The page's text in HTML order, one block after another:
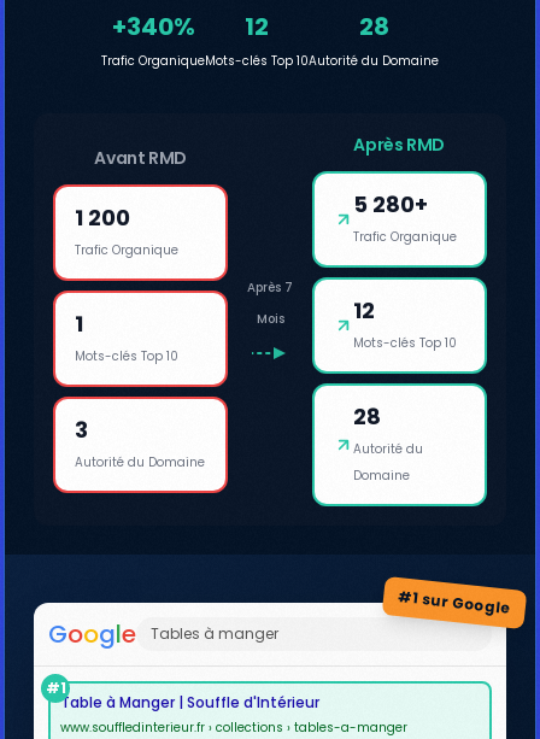
+340%
Trafic Organique
12
Mots-clés Top 10
28
Autorité du Domaine
Avant RMD
1 200
Trafic Organique
1
Mots-clés Top 10
3
Autorité du Domaine
Après 7
Mois
Après RMD
5 280+
Trafic Organique
12
Mots-clés Top 10
28
Autorité du
Domaine
#1 sur Google
Google Tables à manger
#1
Table à Manger | Souffle d'Intérieur
www.souffledinterieur.fr › collections › tables-a-manger